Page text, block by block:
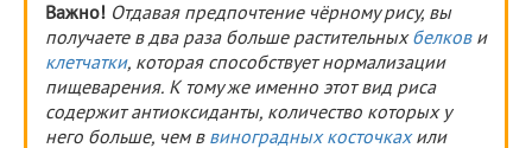
Важно! Отдавая предпочтение чёрному рису, вы
получаете в два раза больше растительных белкови
клетчатки, которая способствует нормализации
пищеварения. К тому же именно этот вид риса
содержит антиоксиданты, количество которых у
него больше, чем в виноградных косточкахили